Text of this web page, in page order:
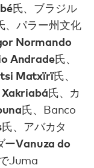
氏、ブラジル
、パラー州文化
Normando
Andrade氏、
Matxïrï氏、
氏、カ
氏、Banco
氏、アバカタ
ーVanuza do
Juma